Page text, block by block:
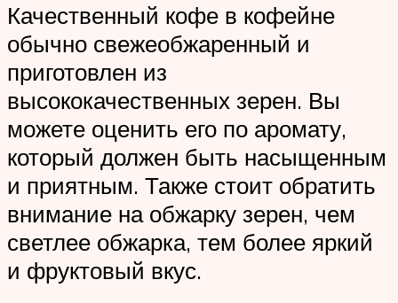
Качественный кофе в кофейне
обычно свежеобжаренный и
приготовлен из
высококачественных зерен. Вы
можете оценить его по аромату,
который должен быть насыщенным
и приятным. Также стоит обратить
внимание на обжарку зерен, чем
светлее обжарка, тем более яркий
и фруктовый вкус.